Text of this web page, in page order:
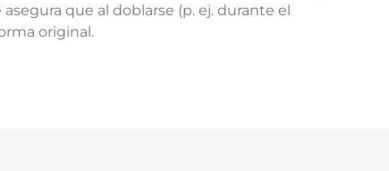
que al doblarse (p. ej. durante el
original.